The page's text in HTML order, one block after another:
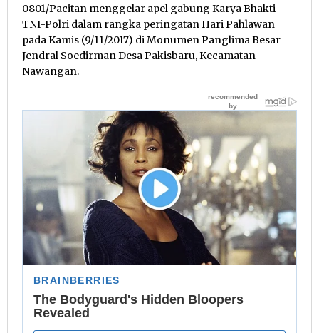
0801/Pacitan menggelar apel gabung Karya Bhakti
TNI-Polri dalam rangka peringatan Hari Pahlawan
pada Kamis (9/11/2017) di Monumen Panglima Besar
Jendral Soedirman Desa Pakisbaru, Kecamatan
Nawangan.